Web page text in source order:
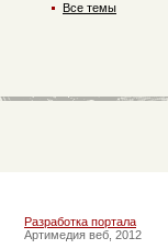
Все темы
Разработка портала
Артимедия веб, 2012